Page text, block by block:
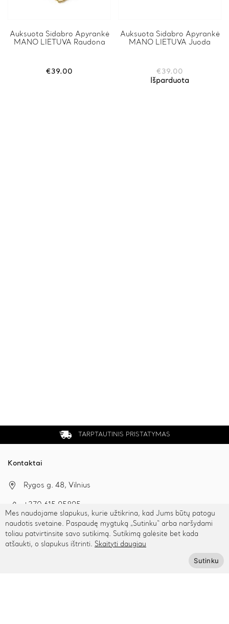
Auksuota Sidabro Apyrankė
MANO LIETUVA Raudona
€39.00
Auksuota Sidabro Apyrankė
MANO LIETUVA Juoda
€ 39.00
Išparduota
TARPTAUTINIS PRISTATYMAS
Kontaktai
Rygos g. 48, Vilnius
+370 615 95895
info@cinamonn.lt
Mes naudojame slapukus, kurie užtikrina, kad Jums būtų patogu
naudotis svetaine. Paspaudę mygtuką „Sutinku“ arba naršydami
toliau patvirtinsite savo sutikimą. Sutikimą galėsite bet kada
atšaukti, o slapukus ištrinti. Skaityti daugiau
Sutinku